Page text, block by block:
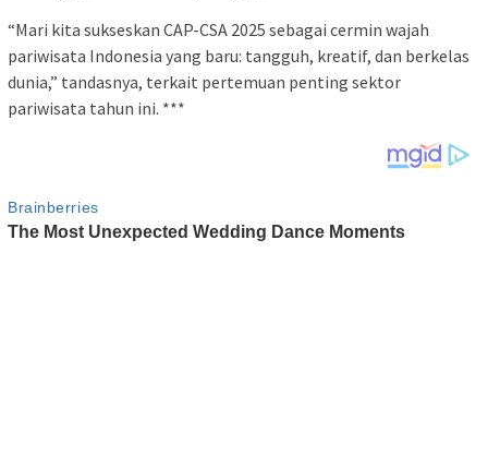
“Mari kita sukseskan CAP-CSA 2025 sebagai cermin wajah
pariwisata Indonesia yang baru: tangguh, kreatif, dan berkelas
dunia,” tandasnya, terkait pertemuan penting sektor
pariwisata tahun ini. ***